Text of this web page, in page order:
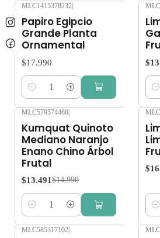
MLC1415378232
Papiro Egipcio
Grande Planta
Ornamental
$17.990
Cantidad
MLC579574468|
Kumquat Quinoto
Mediano Naranjo
Enano Chino Árbol
Frutal
$13.491 $14.990
Cantidad
MLC585317102